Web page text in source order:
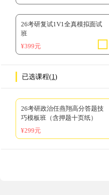
26考研复试1V1全真模拟面试
班
¥399元
已选课程(1)
26考研政治任燕翔高分答题技
巧模板班（含押题十页纸）
¥299元